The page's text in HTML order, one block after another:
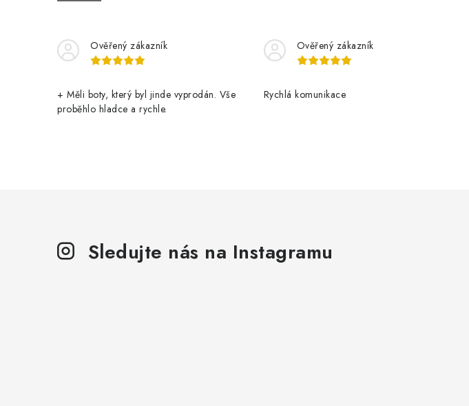
Ověřený zákazník
+ Měli boty, který byl jinde vyprodán. Vše
proběhlo hladce a rychle.
Ověřený zákazník
Rychlá komunikace
Sledujte nás na Instagramu